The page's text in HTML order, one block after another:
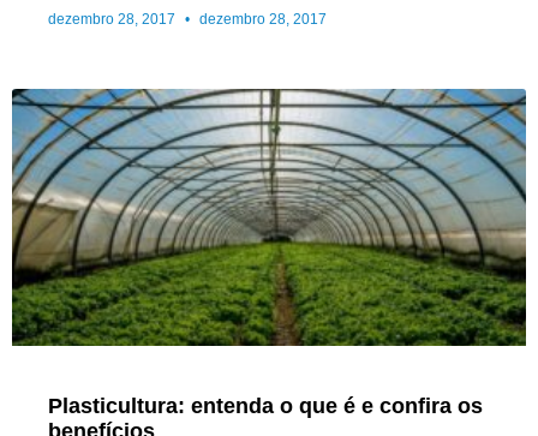
dezembro 28, 2017 dezembro 28, 2017
Plasticultura: entenda o que é e confira os
benefícios